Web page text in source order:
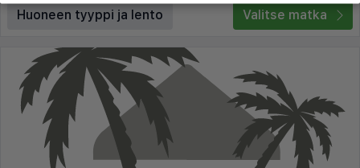
Huoneen tyyppi ja lento Valitse matka